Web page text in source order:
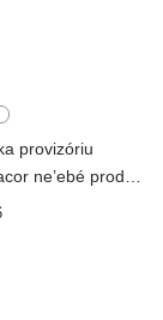
provizóriu
ne’ebé prodús